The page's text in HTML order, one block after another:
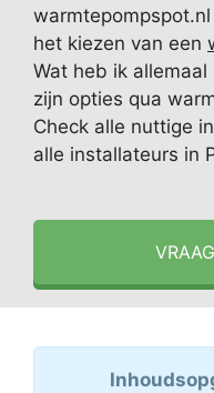
het kiezen van een
Wat heb ik
zijn opties qua
Check alle nuttige
alle installateurs in